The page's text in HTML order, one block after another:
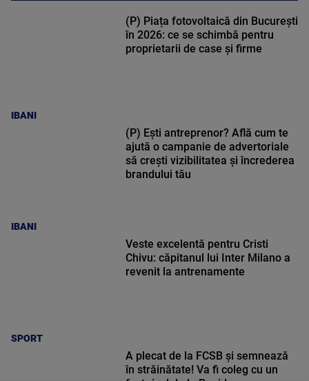
IBANI
(P) Piața fotovoltaică din București
în 2026: ce se schimbă pentru
proprietarii de case și firme
IBANI
(P) Ești antreprenor? Află cum te
ajută o campanie de advertoriale
să crești vizibilitatea și încrederea
brandului tău
SPORT
Veste excelentă pentru Cristi
Chivu: căpitanul lui Inter Milano a
revenit la antrenamente
A plecat de la FCSB și semnează
în străinătate! Va fi coleg cu un